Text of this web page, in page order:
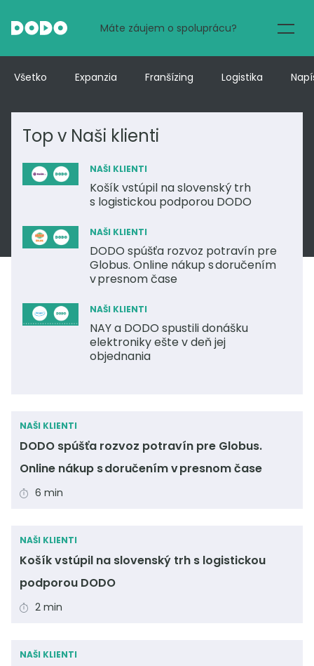
E-commerce
Potraviny
Reštaurácie
DODO Partner
O nás
Práca v DODO
idodo.hu
idodo.pl
Máte záujem o spoluprácu?
Všetko Expanzia Franšízing Logistika
NAŠI KLIENTI
DODO spúšťa rozvoz potravín pre Globus.
Online nákup s doručením v presnom čase
6 min
NAŠI KLIENTI
Košík vstúpil na slovenský trh s logistickou
podporou DODO
2 min
NAŠI KLIENTI
Top v Naši klienti
NAŠI KLIENTI
Košík vstúpil na slovenský trh
s logistickou podporou DODO
NAŠI KLIENTI
DODO spúšťa rozvoz potravín pre
Globus. Online nákup s doručením
v presnom čase
NAŠI KLIENTI
NAY a DODO spustili donášku
elektroniky ešte v deň jej
objednania